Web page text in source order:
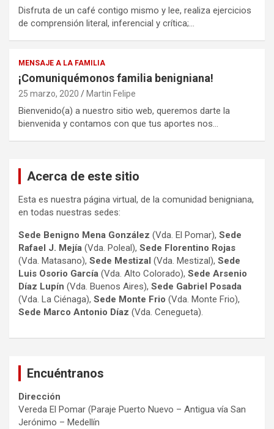
Disfruta de un café contigo mismo y lee, realiza ejercicios
de comprensión literal, inferencial y crítica;…
MENSAJE A LA FAMILIA
¡Comuniquémonos familia benigniana!
25 marzo, 2020 Martin Felipe
Bienvenido(a) a nuestro sitio web, queremos darte la
bienvenida y contamos con que tus aportes nos…
Acerca de este sitio
Esta es nuestra página virtual, de la comunidad benigniana,
en todas nuestras sedes:
Sede Benigno Mena González (Vda. El Pomar), Sede
Rafael J. Mejía (Vda. Poleal), Sede Florentino Rojas
(Vda. Matasano), Sede Mestizal (Vda. Mestizal), Sede
Luis Osorio García (Vda. Alto Colorado), Sede Arsenio
Díaz Lupín (Vda. Buenos Aires), Sede Gabriel Posada
(Vda. La Ciénaga), Sede Monte Frio (Vda. Monte Frio),
Sede Marco Antonio Díaz (Vda. Cenegueta).
Encuéntranos
Dirección
Vereda El Pomar (Paraje Puerto Nuevo – Antigua vía San
Jerónimo – Medellín